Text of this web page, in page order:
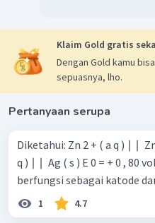
Klaim Gold gratis
Dengan Gold kamu
sepuasnya, lho.
Pertanyaan serupa
Diketahui: Zn 2 + ( a q ) ∣ ∣ ​ Zn ( s ) E 0 = − 0 , 76 volt Ag + ( a
q ) ∣ ∣ ​ Ag ( s ) E 0 = + 0 , 80 volt Tentukan: a. elektrode
1 4.7